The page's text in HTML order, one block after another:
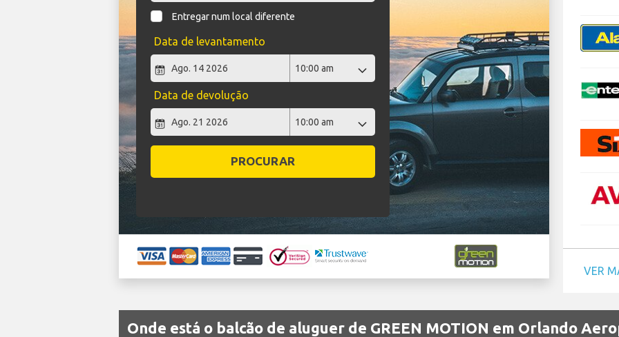
Entregar num local diferente
Data de levantamento
Data de devolução
PROCURAR
VER
Onde está o balcão de aluguer de GREEN MOTION em Orlando